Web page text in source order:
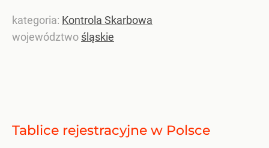
kategoria: Kontrola Skarbowa
województwo śląskie
Tablice rejestracyjne w Polsce